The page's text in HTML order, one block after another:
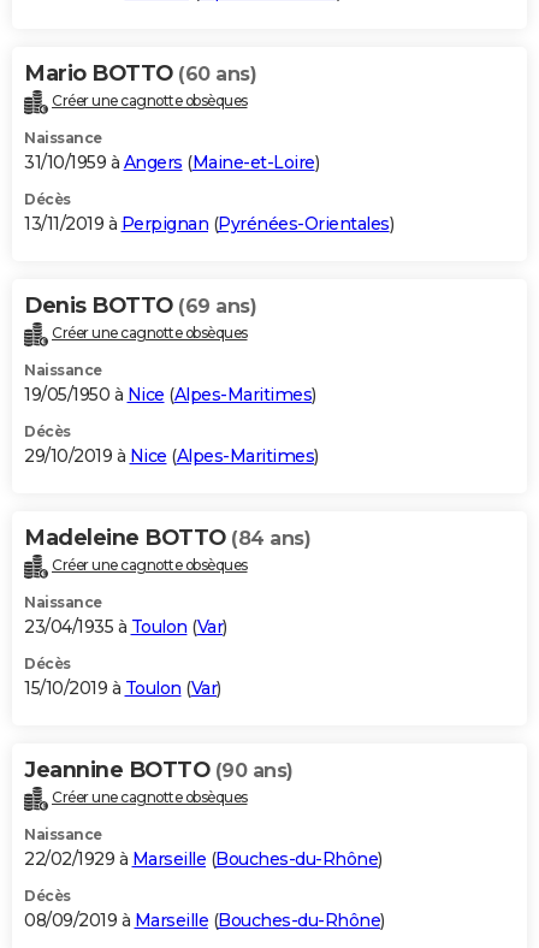
Mario BOTTO (60 ans)
Créer une cagnotte obsèques
Naissance
31/10/1959 à Angers (Maine-et-Loire)
Décès
13/11/2019 à Perpignan (Pyrénées-Orientales)
Denis BOTTO (69 ans)
Créer une cagnotte obsèques
Naissance
19/05/1950 à Nice (Alpes-Maritimes)
Décès
29/10/2019 à Nice (Alpes-Maritimes)
Madeleine BOTTO (84 ans)
Créer une cagnotte obsèques
Naissance
23/04/1935 à Toulon (Var)
Décès
15/10/2019 à Toulon (Var)
Jeannine BOTTO (90 ans)
Créer une cagnotte obsèques
Naissance
22/02/1929 à Marseille (Bouches-du-Rhône)
Décès
08/09/2019 à Marseille (Bouches-du-Rhône)